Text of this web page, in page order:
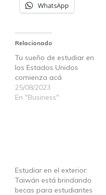
WhatsApp
Relacionado
Tu sueño de estudiar en
los Estados Unidos
comienza acá
25/08/2023
En "Business"
Estudiar en el exterior:
Taiwán está brindando
becas para estudiantes